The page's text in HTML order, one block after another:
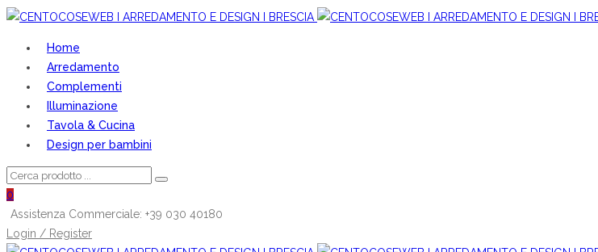
Home
Arredamento
Complementi
Illuminazione
Tavola & Cucina
Design per bambini
0
Assistenza Commerciale: +39 030 40180
Login / Register